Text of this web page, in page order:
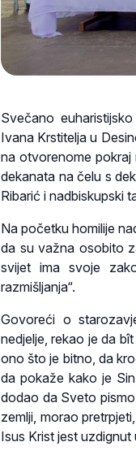
Svečano
Ivana Krstitelja u
na otvorenome
dekanata na čelu s
Ribarić i nadbiskupski
Na početku homilije
da su važna osobito
svijet ima svoje
razmišljanja“.
Govoreći o
nedjelje, rekao je da
ono što je bitno, da
da pokaže kako je
dodao da Sveto
zemlji, morao
Isus Krist jest uzdignut